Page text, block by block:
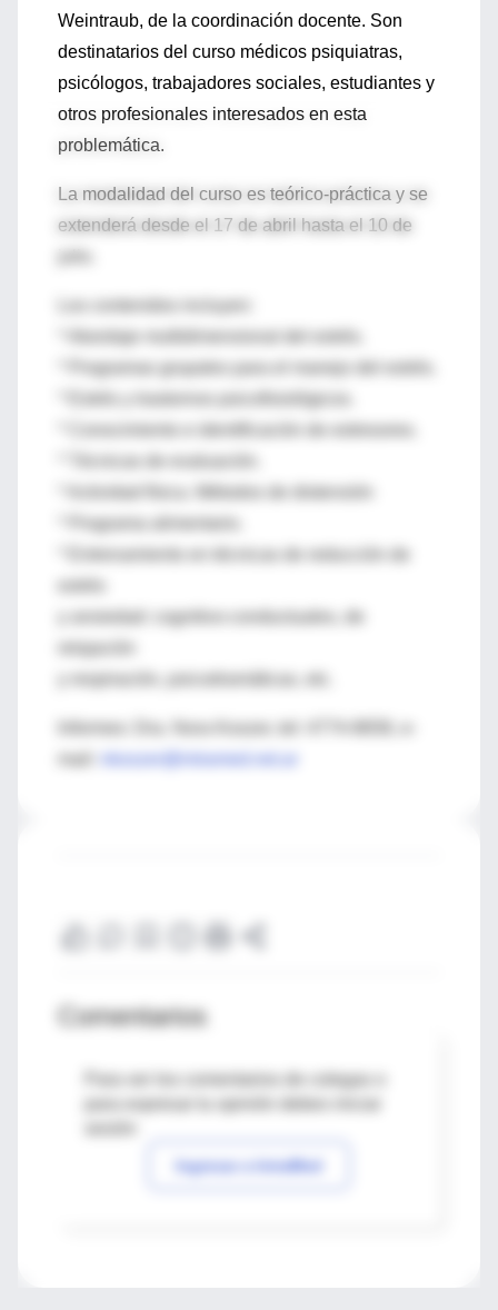
Weintraub, de la coordinación docente. Son
destinatarios del curso médicos psiquiatras,
psicólogos, trabajadores sociales, estudiantes y
otros profesionales interesados en esta
problemática.
La modalidad del curso es teórico-práctica y se
extenderá desde el 17 de abril hasta el 10 de
* Abordaje multidimensional del estrés.
* Programas grupales para el manejo del estrés.
* Estrés y trastornos psicofisiológicos.
* Programa alimentario.
y ansiedad: cognitivo-conductuales, de
relajación
Comentarios
Para ver los comentarios de colegas o
Ingresar a IntraMed